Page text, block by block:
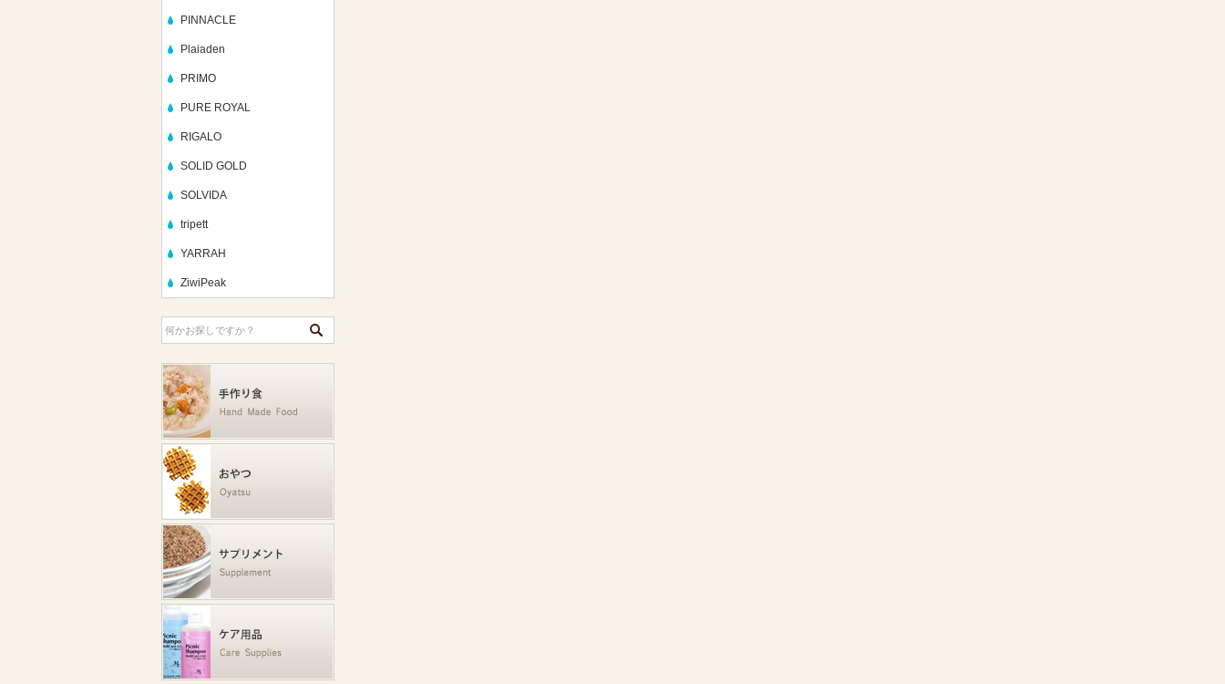
PINNACLE
Plaiaden
PRIMO
PURE ROYAL
RIGALO
SOLID GOLD
SOLVIDA
tripett
YARRAH
ZiwiPeak